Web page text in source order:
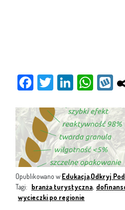
Fac
ok
Twit
Link
n
Wh
App
Wy
Opublikowano w Edukacja,Odkryj
Tagi: branża turystyczna,
wycieczki po regionie